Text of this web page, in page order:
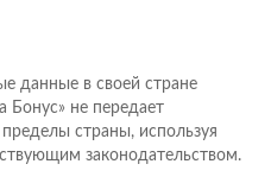
данные в своей стране
Бонус» не передает
страны, используя
законодательством.